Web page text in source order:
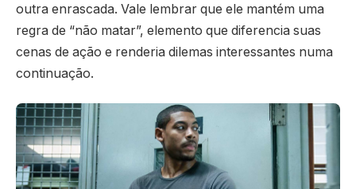
outra enrascada. Vale lembrar que ele mantém uma
regra de “não matar”, elemento que diferencia suas
cenas de ação e renderia dilemas interessantes numa
continuação.